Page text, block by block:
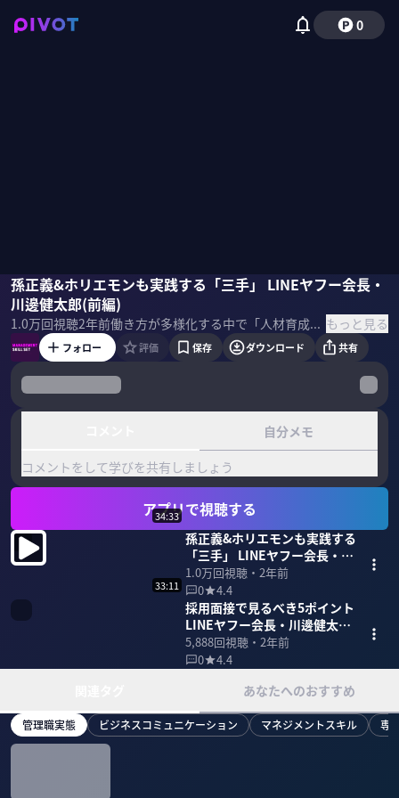
0
孫正義&ホリエモンも実践する「三手」 LINEヤフー会長・
川邊健太郎(前編)
1.0万回視聴2年前 働き方が多様化する中で「人材育成」「チームビルディング」などマネジメントにおける課題にも大きな変化が生まれつつある。そんな新時代のマネジメントにおいて必要なスキルセットをプロフェッショナルたちから学ぶ。今回のゲストはLINEヤフー会長の川邊健太郎氏 ＜目次＞ もっと見る
川邊健太郎坡山里帆竹下隆一郎
フォロー 評価 保存 ダウンロード 共有
自分メモ
コメントをして学びを共有しましょう
アプリで視聴する
34:33
孫正義&ホリエモンも実践する
「三手」 LINEヤフー会長・川
邊健太郎(前編)
1.0万回視聴・ 2年前
0
4.4
33:11
採用面接で見るべき5ポイント
LINEヤフー会長・川邊健太郎
(後編)
5,888回視聴・ 2年前
0
4.4
あなたへのおすすめ
管理職実態 ビジネスコミュニケーション マネジメントスキル 専